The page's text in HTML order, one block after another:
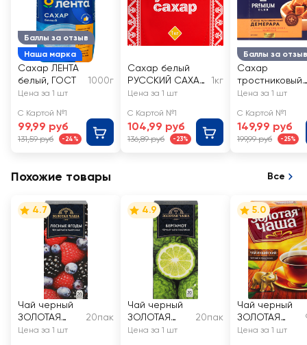
Баллы за отзыв
Наша марка
Сахар ЛЕНТА
белый, ГОСТ
1000г
Цена за 1 шт
С Картой №1
99,99 руб
131,59 руб -24%
Сахар белый
РУССКИЙ САХАР
кусковой
1кг
Цена за 1 шт
С Картой №1
104,99 руб
136,89 руб -23%
Баллы за отзыв
Сахар
тростниковый
PREMIUM CLUB
Цена за 1 шт
С Картой №1
149,99 руб
199,99 руб -25%
Похожие товары Все
4.7
Чай черный
ЗОЛОТАЯ
ЧАША Лесная
20пак
Цена за 1 шт
4.9
Чай черный
ЗОЛОТАЯ
ЧАША
20пак
Цена за 1 шт
5.0
Чай черный
ЗОЛОТАЯ
ЧАША
Цена за 1 шт